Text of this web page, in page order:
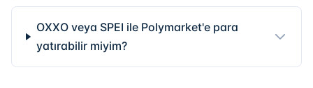
OXXO veya SPEI ile Polymarket'e para
yatırabilir miyim?